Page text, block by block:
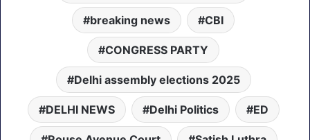
breaking news CBI
CONGRESS PARTY
Delhi assembly elections 2025
DELHI NEWS Delhi Politics ED